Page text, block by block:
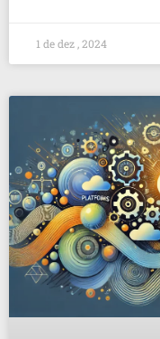
1 de dez , 2024